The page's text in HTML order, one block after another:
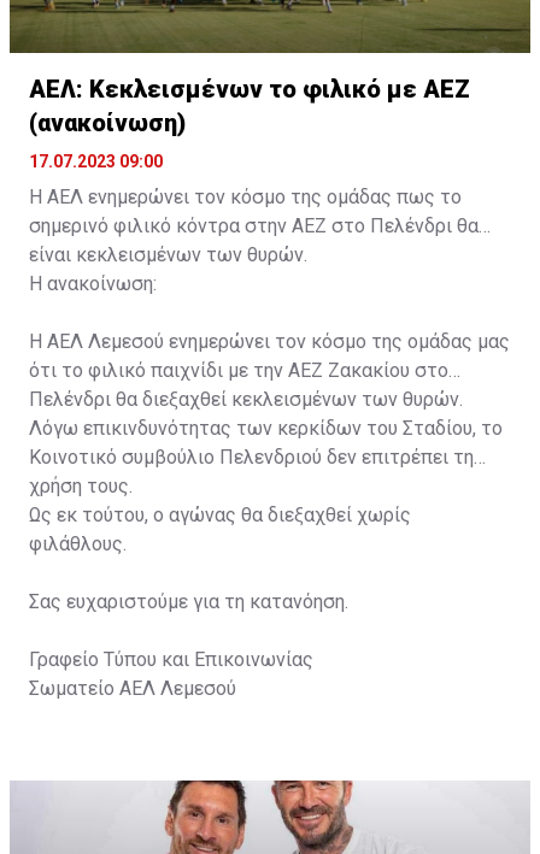
ΑΕΛ: Κεκλεισμένων το φιλικό με ΑΕΖ
(ανακοίνωση)
17.07.2023 09:00
Η ΑΕΛ ενημερώνει τον κόσμο της ομάδας πως το
σημερινό φιλικό κόντρα στην ΑΕΖ στο Πελένδρι θα
είναι κεκλεισμένων των θυρών.
Η ανακοίνωση:
Η ΑΕΛ Λεμεσού ενημερώνει τον κόσμο της ομάδας μας
ότι το φιλικό παιχνίδι με την ΑΕΖ Ζακακίου στο
Πελένδρι θα διεξαχθεί κεκλεισμένων των θυρών.
Λόγω επικινδυνότητας των κερκίδων του Σταδίου, το
Κοινοτικό συμβούλιο Πελενδριού δεν επιτρέπει τη
χρήση τους.
Ως εκ τούτου, ο αγώνας θα διεξαχθεί χωρίς
φιλάθλους.
Σας ευχαριστούμε για τη κατανόηση.
Γραφείο Τύπου και Επικοινωνίας
Σωματείο ΑΕΛ Λεμεσού